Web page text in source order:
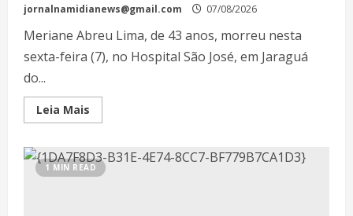
jornalnamidianews@gmail.com 07/08/2026
Meriane Abreu Lima, de 43 anos, morreu nesta
sexta-feira (7), no Hospital São José, em Jaraguá
do...
Leia Mais
1 MIN READ